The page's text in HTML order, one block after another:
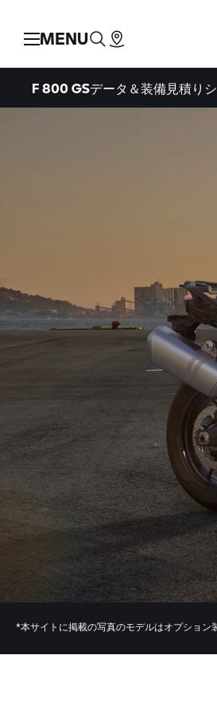
MENU
F 800 GSデータ＆装備見積り
*本サイトに掲載の写真のモデルはオプション